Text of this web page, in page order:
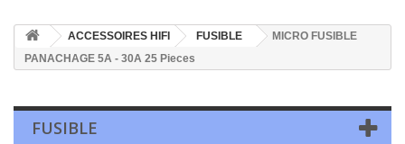
ACCESSOIRES HIFI FUSIBLE
MICRO FUSIBLE
PANACHAGE 5A - 30A 25 Pieces
FUSIBLE